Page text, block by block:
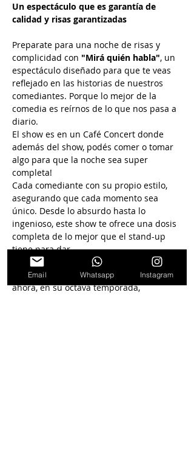
Un espectáculo que es garantía de
calidad y risas garantizadas
Preparate para una noche de risas y
complicidad con "Mirá quién habla", un
espectáculo diseñado para que te veas
reflejado en las historias de nuestros
comediantes. Porque lo mejor de la
comedia es reírnos de lo que nos pasa a
diario.
El show es en un Café Concert donde
además del show, podés comer o tomar
algo para que la noche sea super
completa!
Cada comediante con su propio estilo,
asegurando que cada momento sea
único. Desde lo absurdo hasta lo
ingenioso, este show te ofrece una dosis
completa de lo mejor que el stand-up
tiene para dar.
Más de 150,000 personas ya lo vieron y
ahora, en su octava temporada,
Email Whatsapp Instagram